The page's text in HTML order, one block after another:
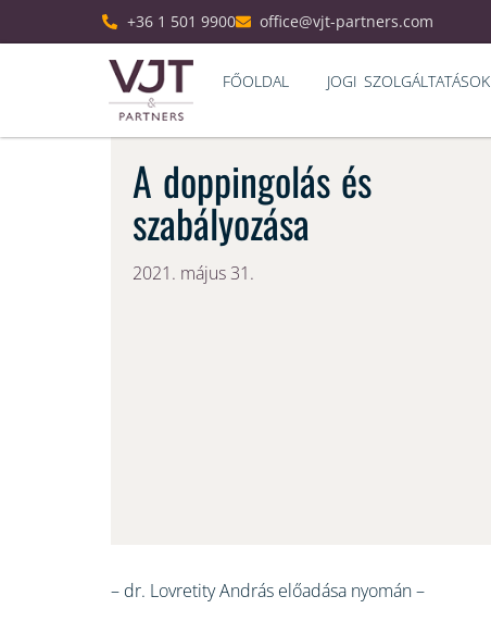
+36 1 501 9900 office@vjt-partners.com
FŐOLDAL JOGI SZOLGÁLTATÁSOK
A doppingolás és
szabályozása
2021. május 31.
– dr. Lovretity András előadása nyomán –